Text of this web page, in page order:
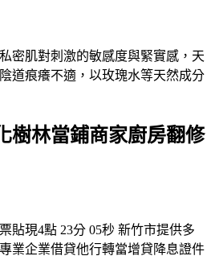
密肌對刺激的敏感度與緊實感，天
道痕癢不適，以玫瑰水等天然成分
樹林當鋪商家廚房翻修
貼現4點 23分 05秒 新竹市提供多
專業企業借貸他行轉當增貸降息證件